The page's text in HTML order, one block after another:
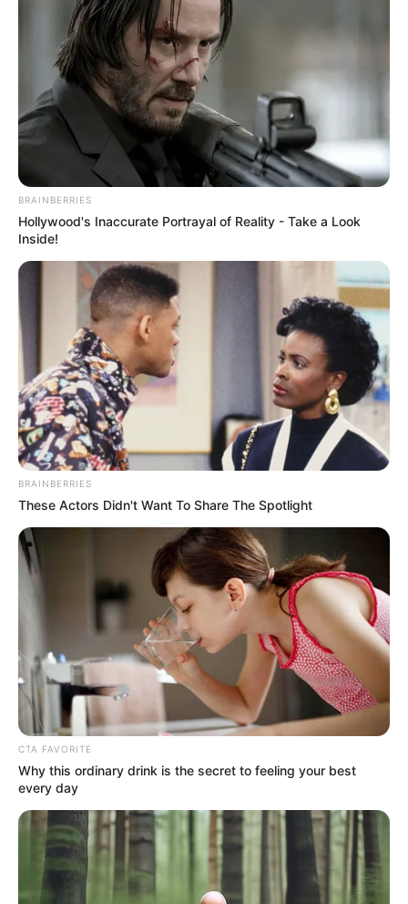
ΣΠΑΜΕ ΤΟ ΜΑΤΡΙΞ – ΤΟ ΒΙΒΛΙΟ
BRAINBERRIES
Hollywood's Inaccurate Portrayal of Reality - Take a Look
Inside!
BRAINBERRIES
These Actors Didn't Want To Share The Spotlight
CTA FAVORITE
Why this ordinary drink is the secret to feeling your best
every day